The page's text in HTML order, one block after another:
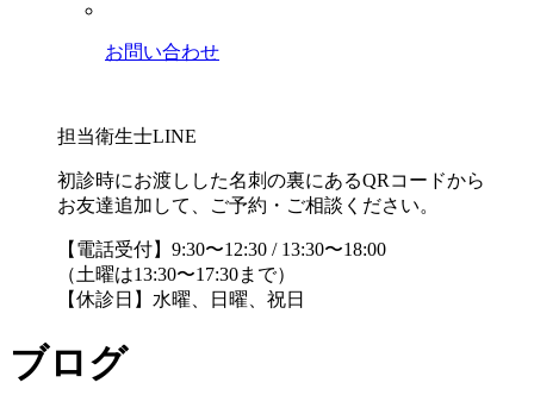
お問い合わせ
担当衛生士LINE
初診時にお渡しした名刺の裏にあるQRコードから
お友達追加して、ご予約・ご相談ください。
【電話受付】9:30〜12:30 / 13:30〜18:00
（土曜は13:30〜17:30まで）
【休診日】水曜、日曜、祝日
ブログ